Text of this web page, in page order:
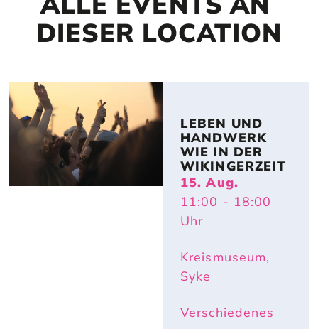
DIESER LOCATION
LEBEN UND
HANDWERK
WIE IN DER
WIKINGERZEIT
15. Aug.
11:00 - 18:00
Uhr
Kreismuseum,
Syke
Verschiedenes